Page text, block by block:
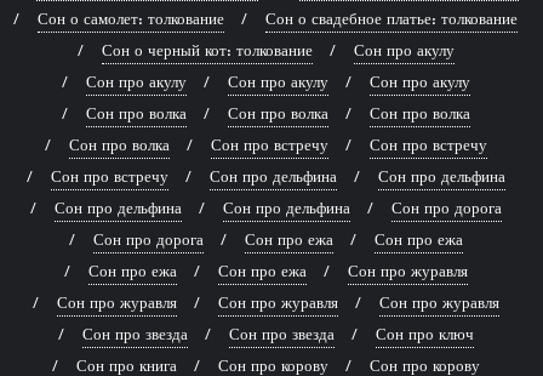
Сон о самолет: толкование
Сон о свадебное платье: толкование
Сон о черный кот: толкование
Сон про акулу
Сон про акулу
Сон про акулу
Сон про акулу
Сон про волка
Сон про волка
Сон про волка
Сон про волка
Сон про встречу
Сон про встречу
Сон про встречу
Сон про дельфина
Сон про дельфина
Сон про дельфина
Сон про дельфина
Сон про дорога
Сон про дорога
Сон про ежа
Сон про ежа
Сон про ежа
Сон про ежа
Сон про журавля
Сон про журавля
Сон про журавля
Сон про журавля
Сон про звезда
Сон про звезда
Сон про ключ
Сон про книга
Сон про корову
Сон про корову